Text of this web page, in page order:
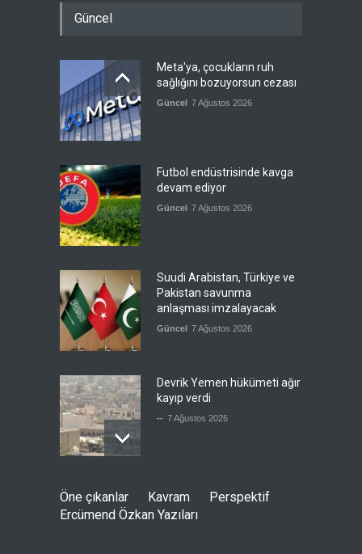
Güncel
Meta'ya, çocukların ruh
sağlığını bozuyorsun cezası
Güncel 7 Ağustos 2026
Futbol endüstrisinde kavga
devam ediyor
Güncel 7 Ağustos 2026
Suudi Arabistan, Türkiye ve
Pakistan savunma
anlaşması imzalayacak
Güncel 7 Ağustos 2026
Devrik Yemen hükümeti ağır
kayıp verdi
-- 7 Ağustos 2026
İsrail'in tehdidi sonrası ABD,
yakıt ikmal uçaklarını geri
çekmeye başladı
Öne çıkanlar Kavram
Perspektif
Ercümend Özkan Yazıları